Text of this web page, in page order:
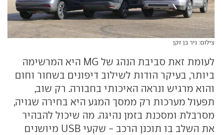
צילום: ניר בן זקן
לעומת זאת סביבת הנהג של MG היא המרשימה
ביותר, בעיקר הודות לשילוב דיפונים בשחור וחום
והוא מרגיש ונראה האיכותי בחבורה. רק שוב,
תפעול מערכות רק ממסך המגע היא בחירה שגויה,
מסרבלת ומסכנת בזמן נהיגה. מה שיכול להבהיר
את השלב בו תוכנן הרכב - שקעי USB מיושנים